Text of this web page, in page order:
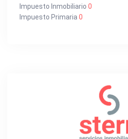
Impuesto Inmobiliario 0
Impuesto Primaria 0